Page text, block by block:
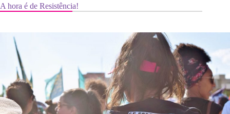
A hora é de Resistência!